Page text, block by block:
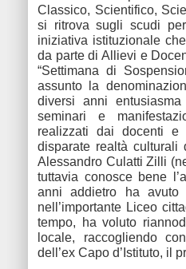
Classico, Scientifico,
si ritrova sugli scudi
iniziativa istituzionale
da parte di Allievi e
“Settimana di
assunto la
diversi anni
seminari e
realizzati dai docenti
disparate realtà culturali
Alessandro Culatti Zilli
tuttavia conosce bene
anni addietro ha avuto
nell’importante Liceo
tempo, ha voluto
locale, raccogliendo
dell’ex Capo d’Istituto, il